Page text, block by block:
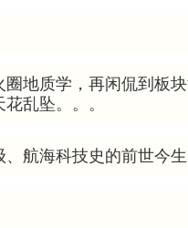
地质学，再闲侃到板
乱坠。。。
航海科技史的前世今生